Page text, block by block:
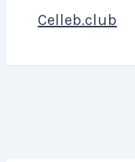
Celleb.club